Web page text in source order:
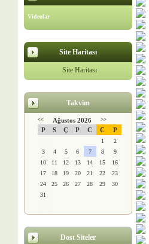
Videolar
Site Haritası
Site Haritası
Takvim
<< Ağustos 2026 >>
P S Ç P C C P
1
2
3
4 5 6 7 8
9
10
11 12 13 14 15
16
17
18 19 20 21 22
23
24
25 26 27 28 29
30
31
Dost Siteler